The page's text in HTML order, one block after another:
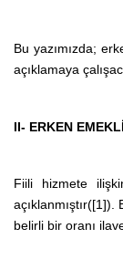
Bu yazımızda;
açıklamaya
II- ERKEN
Fiili hizmete
açıklanmıştır([1]).
belirli bir oranı